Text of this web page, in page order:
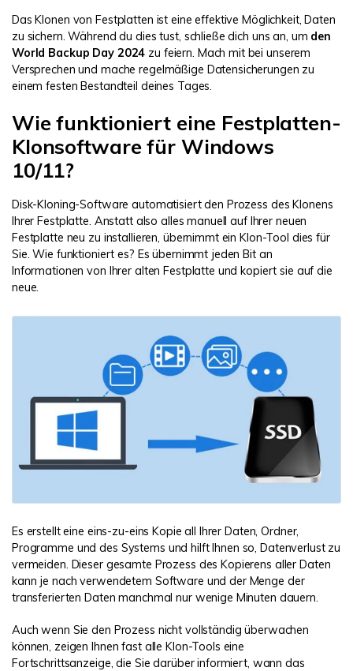
Das Klonen von Festplatten ist eine effektive Möglichkeit, Daten
zu sichern. Während du dies tust, schließe dich uns an, um den
World Backup Day 2024 zu feiern. Mach mit bei unserem
Versprechen und mache regelmäßige Datensicherungen zu
einem festen Bestandteil deines Tages.
Wie funktioniert eine Festplatten-
Klonsoftware für Windows
10/11?
Disk-Kloning-Software automatisiert den Prozess des Klonens
Ihrer Festplatte. Anstatt also alles manuell auf Ihrer neuen
Festplatte neu zu installieren, übernimmt ein Klon-Tool dies für
Sie. Wie funktioniert es? Es übernimmt jeden Bit an
Informationen von Ihrer alten Festplatte und kopiert sie auf die
neue.
Es erstellt eine eins-zu-eins Kopie all Ihrer Daten, Ordner,
Programme und des Systems und hilft Ihnen so, Datenverlust zu
vermeiden. Dieser gesamte Prozess des Kopierens aller Daten
kann je nach verwendetem Software und der Menge der
transferierten Daten manchmal nur wenige Minuten dauern.
Auch wenn Sie den Prozess nicht vollständig überwachen
können, zeigen Ihnen fast alle Klon-Tools eine
Fortschrittsanzeige, die Sie darüber informiert, wann das